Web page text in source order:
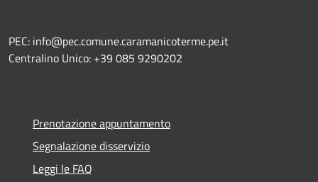
PEC: info@pec.comune.caramanicoterme.pe.it
Centralino Unico: +39 085 9290202
Prenotazione appuntamento
Segnalazione disservizio
Leggi le FAQ